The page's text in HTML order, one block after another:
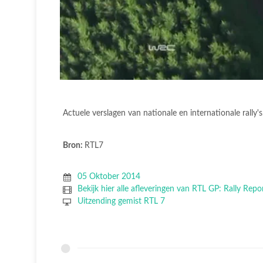
Actuele verslagen van nationale en internationale
Bron: RTL7
05 Oktober 2014
Bekijk hier alle afleveringen van RTL GP: Rally
Uitzending gemist RTL 7